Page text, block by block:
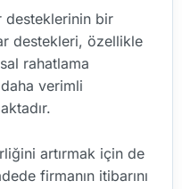
desteklerinin bir
destekleri, özellikle
rahatlama
verimli
artırmak için de
firmanın itibarını